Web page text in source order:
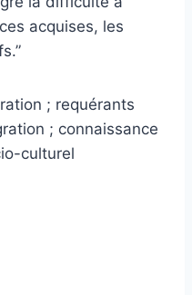
acquises, les
; requérants
; connaissance
culturel